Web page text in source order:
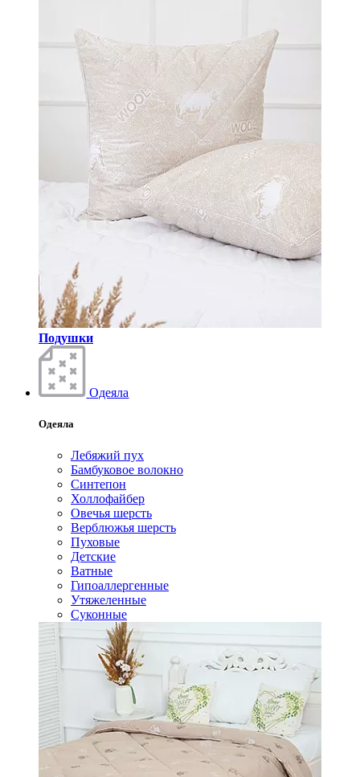
Подушки
Одеяла
Одеяла
Лебяжий пух
Бамбуковое волокно
Синтепон
Холлофайбер
Овечья шерсть
Верблюжья шерсть
Пуховые
Детские
Ватные
Гипоаллергенные
Утяжеленные
Суконные